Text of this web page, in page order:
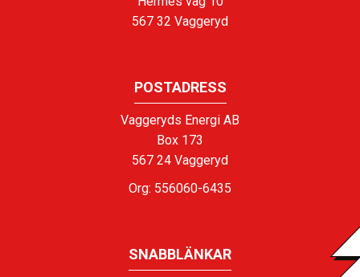
567 32 Vaggeryd
POSTADRESS
Vaggeryds Energi AB
Box 173
567 24 Vaggeryd
Org: 556060-6435
SNABBLÄNKAR